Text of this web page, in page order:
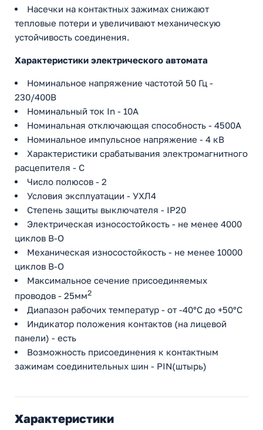
Насечки на контактных зажимах снижают
тепловые потери и увеличивают механическую
устойчивость соединения.
Характеристики электрического автомата
Номинальное напряжение частотой 50 Гц -
230/400В
Номинальный ток In - 10А
Номинальная отключающая способность - 4500А
Номинальное импульсное напряжение - 4 кВ
Характеристики срабатывания электромагнитного
расцепителя - C
Число полюсов - 2
Условия эксплуатации - УХЛ4
Степень защиты выключателя - IP20
Электрическая износостойкость - не менее 4000
циклов В-О
Механическая износостойкость - не менее 10000
циклов В-О
Максимальное сечение присоединяемых
проводов - 25мм2
Диапазон рабочих температур - от -40°С до +50°С
Индикатор положения контактов (на лицевой
панели) - есть
Возможность присоединения к контактным
зажимам соединительных шин - PIN(штырь)
Характеристики